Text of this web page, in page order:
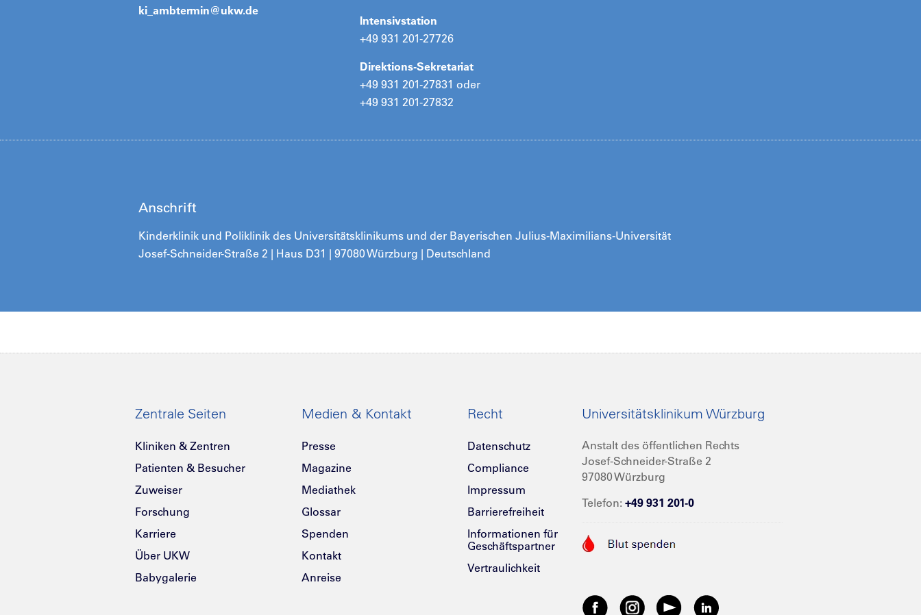
ki_ambtermin@ukw.de
Intensivstation
+49 931 201-27726
Direktions-Sekretariat
+49 931 201-27831 oder
+49 931 201-27832
Anschrift
Kinderklinik und Poliklinik des Universitätsklinikums und der Bayerischen Julius-Maximilians-Universität
Josef-Schneider-Straße 2 | Haus D31 | 97080 Würzburg | Deutschland
Zentrale Seiten
Kliniken & Zentren
Patienten & Besucher
Zuweiser
Forschung
Karriere
Über UKW
Babygalerie
Medien & Kontakt
Presse
Magazine
Mediathek
Glossar
Spenden
Kontakt
Anreise
Recht
Datenschutz
Compliance
Impressum
Barrierefreiheit
Informationen für
Geschäftspartner
Vertraulichkeit
Universitätsklinikum Würzburg
Anstalt des öffentlichen Rechts
Josef-Schneider-Straße 2
97080 Würzburg
Telefon: +49 931 201-0